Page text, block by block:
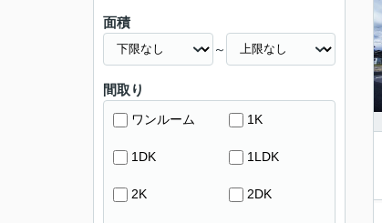
面積
～
間取り
ワンルーム 1K
1DK 1LDK
2K 2DK